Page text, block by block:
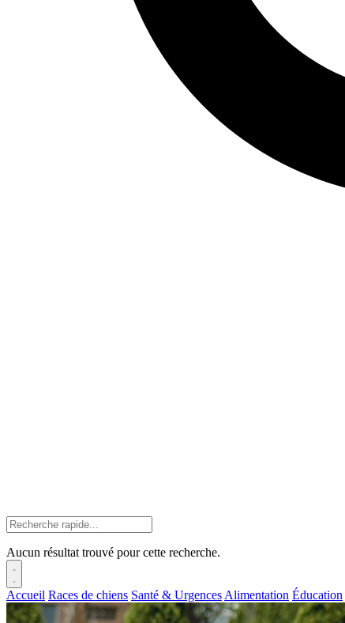
Aucun résultat trouvé pour cette recherche.
Accueil Races de chiens Santé & Urgences Alimentation Éducation